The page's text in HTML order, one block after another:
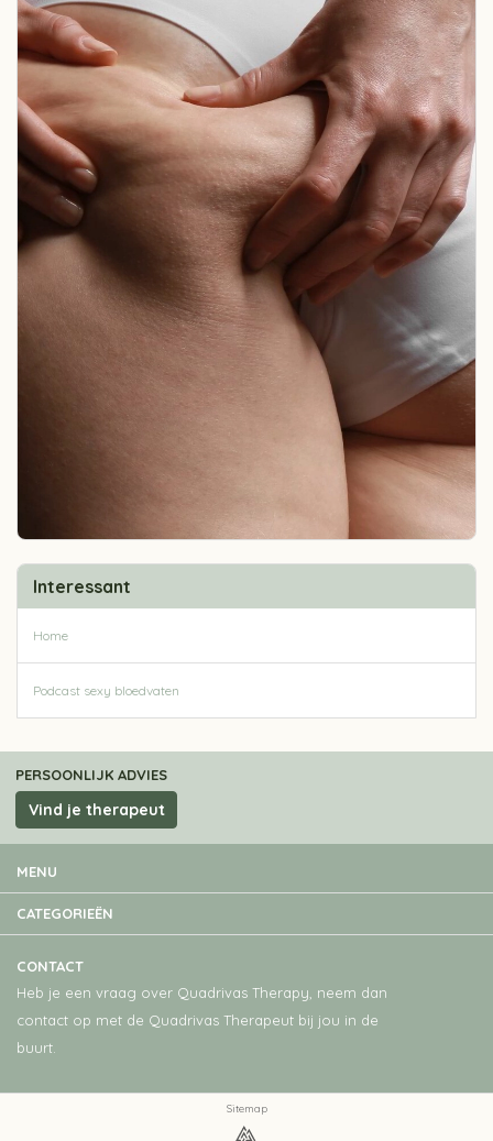
Interessant
Home
Podcast sexy bloedvaten
PERSOONLIJK ADVIES
Vind je therapeut
MENU
CATEGORIEËN
CONTACT
Heb je een vraag over Quadrivas Therapy, neem dan
contact op met de Quadrivas Therapeut bij jou in de
buurt.
Sitemap